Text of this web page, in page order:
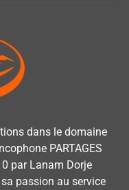
dans le domaine
PARTAGES
par Lanam Dorje
passion au service